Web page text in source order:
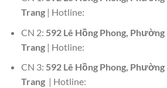
Trang| Hotline:
CN 2: 592 Lê Hồng Phong,
Trang| Hotline:
CN 3: 592 Lê Hồng Phong,
Trang| Hotline: